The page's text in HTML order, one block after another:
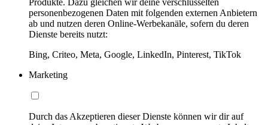
personenbezogenen Daten mit folgenden externen Anbietern
ab und nutzen deren Online-Werbekanäle, sofern du deren
Dienste bereits nutzt:
Bing, Criteo, Meta, Google, LinkedIn, Pinterest, TikTok
Marketing
Durch das Akzeptieren dieser Dienste können wir dir auf